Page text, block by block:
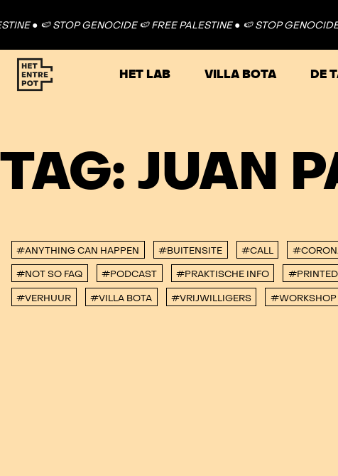
● 🍉 STOP GENOCIDE 🍉 FREE PALESTINE ● 🍉 STOP GENOCIDE
HET LAB VILLA BOTA DE
TAG: JUAN
#ANYTHING CAN HAPPEN #BUITENSITE #CALL
#NOT SO FAQ #PODCAST #PRAKTISCHE INFO
#VERHUUR #VILLA BOTA #VRIJWILLIGERS #WORKSHOP